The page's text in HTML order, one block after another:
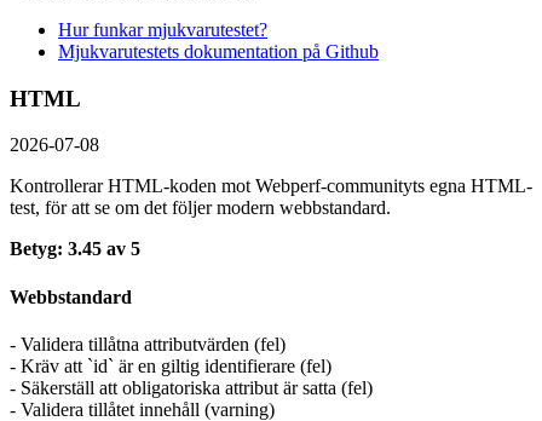
Hur funkar mjukvarutestet?
Mjukvarutestets dokumentation på Github
HTML
2026-07-08
Kontrollerar HTML-koden mot Webperf-communityts egna HTML-
test, för att se om det följer modern webbstandard.
Betyg: 3.45 av 5
Webbstandard
- Validera tillåtna attributvärden (fel)
- Kräv att `id` är en giltig identifierare (fel)
- Säkerställ att obligatoriska attribut är satta (fel)
- Validera tillåtet innehåll (varning)